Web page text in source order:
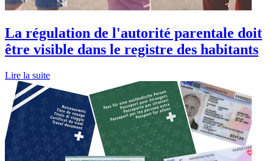
La régulation de l'autorité parentale doit
être visible dans le registre des habitants
Lire la suite